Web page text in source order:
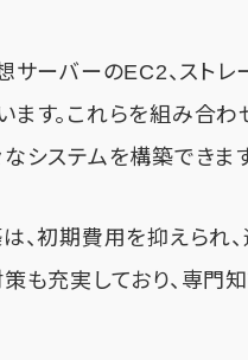
サーバーのEC2、スト
ます。これらを組み合わ
システムを構築できます
、初期費用を抑えられ
策も充実しており、専門